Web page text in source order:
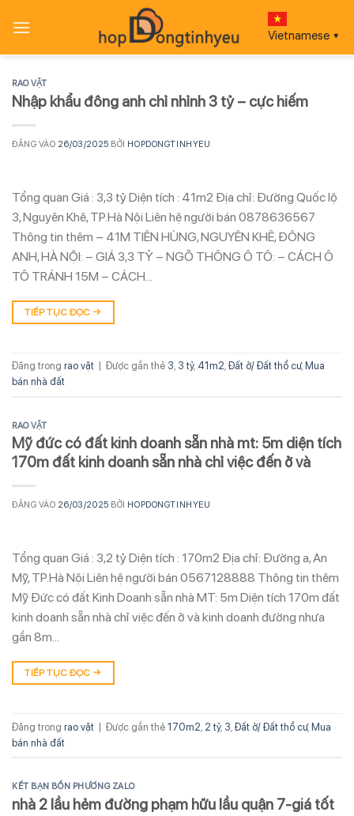
qua
Vietnamese ▼
RAO VẶT
Nhập khẩu đông anh chỉ nhỉnh 3 tỷ – cực hiếm
ĐĂNG VÀO 26/03/2025 BỞI HOPDONGTINHYEU
Tổng quan Giá : 3,3 tỷ Diện tích : 41m2 Địa chỉ: Đường Quốc lộ
3, Nguyên Khê, TP.Hà Nội Liên hệ người bán 0878636567
Thông tin thêm – 41M TIÊN HÙNG, NGUYÊN KHÊ, ĐÔNG
ANH, HÀ NỘI: – GIÁ 3,3 TỶ – NGÕ THÔNG Ô TÔ: – CÁCH Ô
TÔ TRÁNH 15M – CÁCH…
TIẾP TỤC ĐỌC →
Đăng trong rao vặt Được gắn thẻ 3 3 tỷ, 41m2 Đất ở/ Đất thổ cư, Mua
bán nhà đất
RAO VẶT
Mỹ đức có đất kinh doanh sẵn nhà mt: 5m diện tích
170m đất kinh doanh sẵn nhà chỉ việc đến ở và
ĐĂNG VÀO 26/03/2025 BỞI HOPDONGTINHYEU
Tổng quan Giá : 3,2 tỷ Diện tích : 170m2 Địa chỉ: Đường a, An
Mỹ, TP.Hà Nội Liên hệ người bán 0567128888 Thông tin thêm
Mỹ Đức có đất Kinh Doanh sẵn nhà MT: 5m Diện tích 170m đất
kinh doanh sẵn nhà chỉ việc đến ở và kinh doanh đường nhưa
gần 8m…
TIẾP TỤC ĐỌC →
Đăng trong rao vặt | Được gắn thẻ 170m2 2 tỷ, 3 Đất ở/ Đất thổ cư, Mua
bán nhà đất
KẾT BẠN BỐN PHƯƠNG ZALO
nhà 2 lầu hẻm đường phạm hữu lầu quận 7-giá tốt